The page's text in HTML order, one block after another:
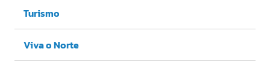
Turismo
Viva o Norte